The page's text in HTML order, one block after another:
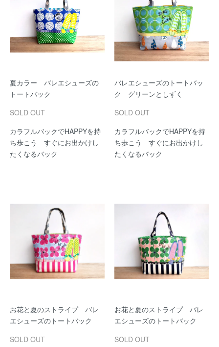
夏カラー バレエシューズの
トートバック
SOLD OUT
カラフルバックでHAPPYを持
ち歩こう すぐにお出かけし
たくなるバック
バレエシューズのトートバッ
ク グリーンとしずく
SOLD OUT
カラフルバックでHAPPYを持
ち歩こう すぐにお出かけし
たくなるバック
お花と夏のストライプ バレ
エシューズのトートバック
SOLD OUT
お花と夏のストライプ バレ
エシューズのトートバック
SOLD OUT